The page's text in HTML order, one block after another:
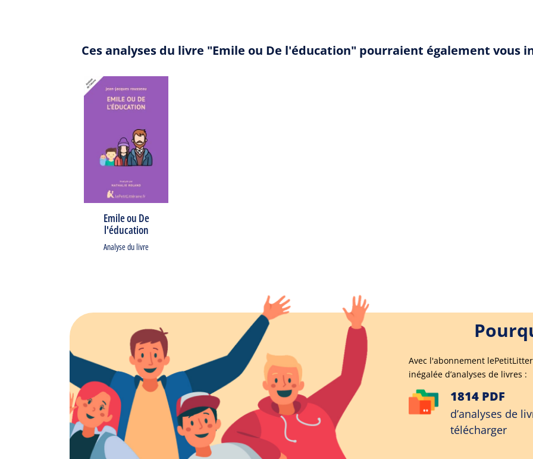
Ces analyses du livre "Emile ou De l'éducation" pourraient également vous
Emile ou De
l'éducation
Analyse du livre
Avec l'abonnement
inégalée d’analyses de livres :
1814 PDF
d’analyses de
télécharger